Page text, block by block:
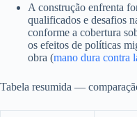
A construção enfrenta
qualificados e desafios
conforme a cobertura
os efeitos de políticas
obra (mano dura contra
Tabela resumida —